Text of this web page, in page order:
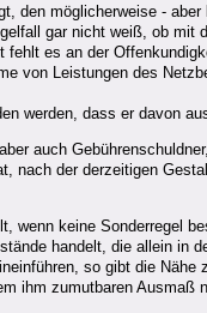
möglicherweise -
gar nicht weiß, ob mit
es an der
Leistungen des
werden, dass er davon
auch
der derzeitigen
wenn keine Sonderregel
handelt, die allein in
so gibt die
ihm zumutbaren Ausmaß